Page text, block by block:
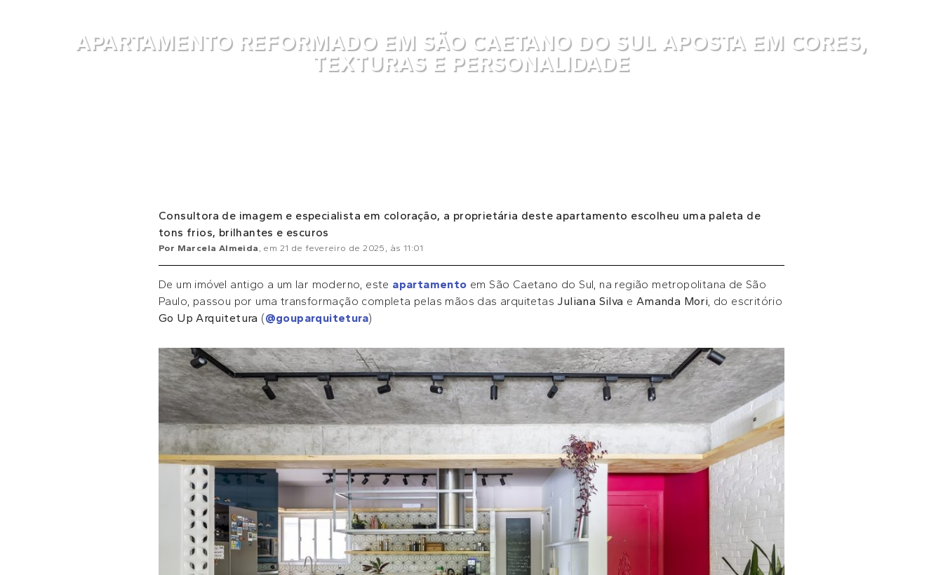
APARTAMENTO REFORMADO EM SÃO CAETANO DO SUL APOSTA EM CORES,
TEXTURAS E PERSONALIDADE
Consultora de imagem e especialista em coloração, a proprietária deste apartamento escolheu uma paleta de
tons frios, brilhantes e escuros
Por Marcela Almeida , em 21 de fevereiro de 2025 , às 11:01
De um imóvel antigo a um lar moderno, este apartamento em São Caetano do Sul, na região metropolitana de São
Paulo, passou por uma transformação completa pelas mãos das arquitetas Juliana Silva e Amanda Mori, do escritório
Go Up Arquitetura (@gouparquitetura)